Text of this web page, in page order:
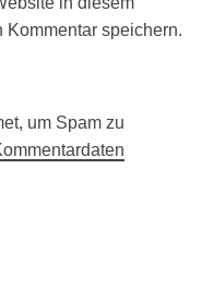
Kommentar speichern.
um Spam zu